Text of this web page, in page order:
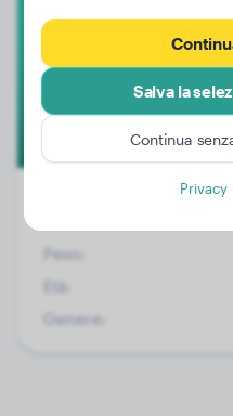
Peso:
Età:
Genere:
Salva la
Continua
Privacy